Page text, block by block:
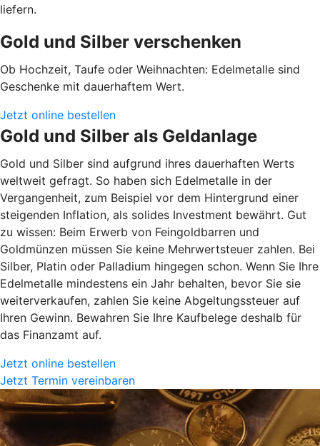
liefern.
Gold und Silber verschenken
Ob Hochzeit, Taufe oder Weihnachten: Edelmetalle sind
Geschenke mit dauerhaftem Wert.
Jetzt online bestellen
Gold und Silber als Geldanlage
Gold und Silber sind aufgrund ihres dauerhaften Werts
weltweit gefragt. So haben sich Edelmetalle in der
Vergangenheit, zum Beispiel vor dem Hintergrund einer
steigenden Inflation, als solides Investment bewährt. Gut
zu wissen: Beim Erwerb von Feingoldbarren und
Goldmünzen müssen Sie keine Mehrwertsteuer zahlen. Bei
Silber, Platin oder Palladium hingegen schon. Wenn Sie Ihre
Edelmetalle mindestens ein Jahr behalten, bevor Sie sie
weiterverkaufen, zahlen Sie keine Abgeltungssteuer auf
Ihren Gewinn. Bewahren Sie Ihre Kaufbelege deshalb für
das Finanzamt auf.
Jetzt online bestellen
Jetzt Termin vereinbaren